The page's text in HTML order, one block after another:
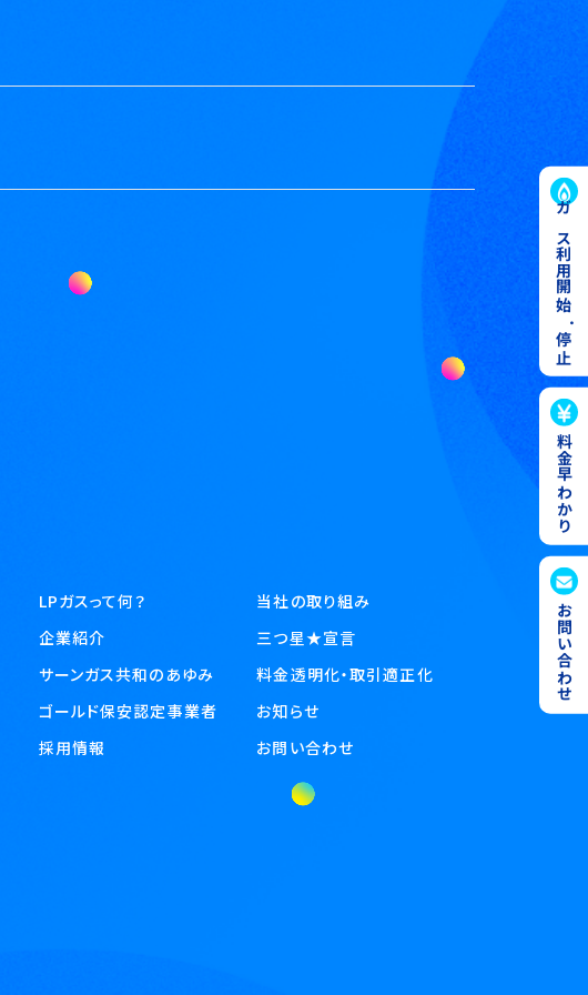
ガス利用開始
・
停止
料金早わかり
お問い合わせ
LPガスって何？
企業紹介
サーンガス共和のあゆみ
ゴールド保安認定事業者
採用情報
当社の取り組み
三つ星★宣言
料金透明化・取引適正化
お知らせ
お問い合わせ